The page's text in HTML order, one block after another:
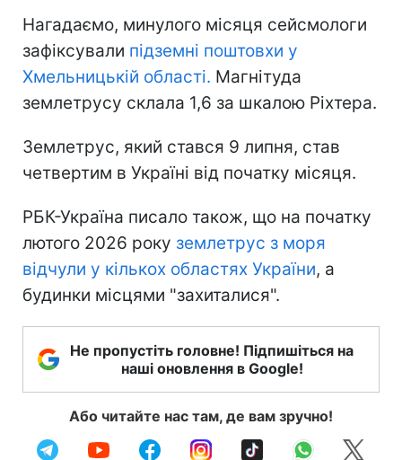
Нагадаємо, минулого місяця сейсмологи
зафіксували підземні поштовхи у
Хмельницькій області. Магнітуда
землетрусу склала 1,6 за шкалою Ріхтера.
Землетрус, який стався 9 липня, став
четвертим в Україні від початку місяця.
РБК-Україна писало також, що на початку
лютого 2026 року землетрус з моря
відчули у кількох областях України, а
будинки місцями "захиталися".
Не пропустіть головне! Підпишіться на
наші оновлення в Google!
Або читайте нас там, де вам зручно!